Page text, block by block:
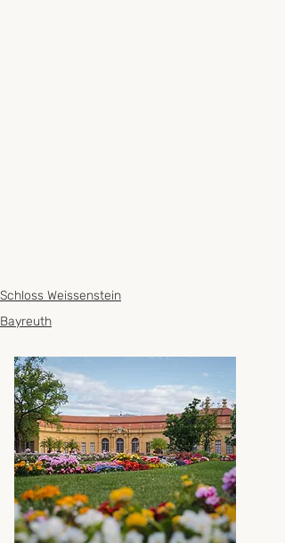
Schloss Weissenstein
Bayreuth